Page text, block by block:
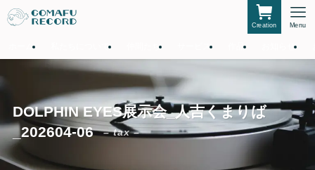
Creation Menu
ホーム 私たちについて 仲間たち サービス 作品 お知らせ
DOLPHIN EYES展示会_人吉くまりば
_202604-06
– tax –